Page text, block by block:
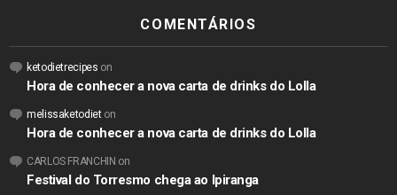
COMENTÁRIOS
ketodietrecipes on
Hora de conhecer a nova carta de drinks do Lolla
melissaketodieton
Hora de conhecer a nova carta de drinks do Lolla
CARLOS FRANCHIN on
Festival do Torresmo chega ao Ipiranga